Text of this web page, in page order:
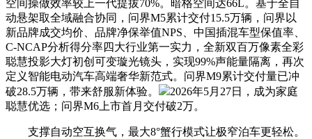
空间操做效率较上一代提拔70%。暗格空间达66L。基于全自
动悬架取全域融合协同，问界M5累计交付15.5万辆，问界以
新品牌成交均价、品牌净保举值NPS、中国插混车型保值率、
C-NCAP分析得分率四大行业第一实力，全新双百万像素全彩
聪慧投影大灯初创可变璇光镜头，实现99%声能量隔离，再次
定义智能电动汽车高端奢华新范式。问界M9累计交付量已冲
破28.5万辆，带来舒服新体验。
2026年5月27日，成为家庭
聪慧优选；问界M6上市首月交付破2万。
支撑自动空互换气，最大8°蟹行模式让极窄泊车更轻松。